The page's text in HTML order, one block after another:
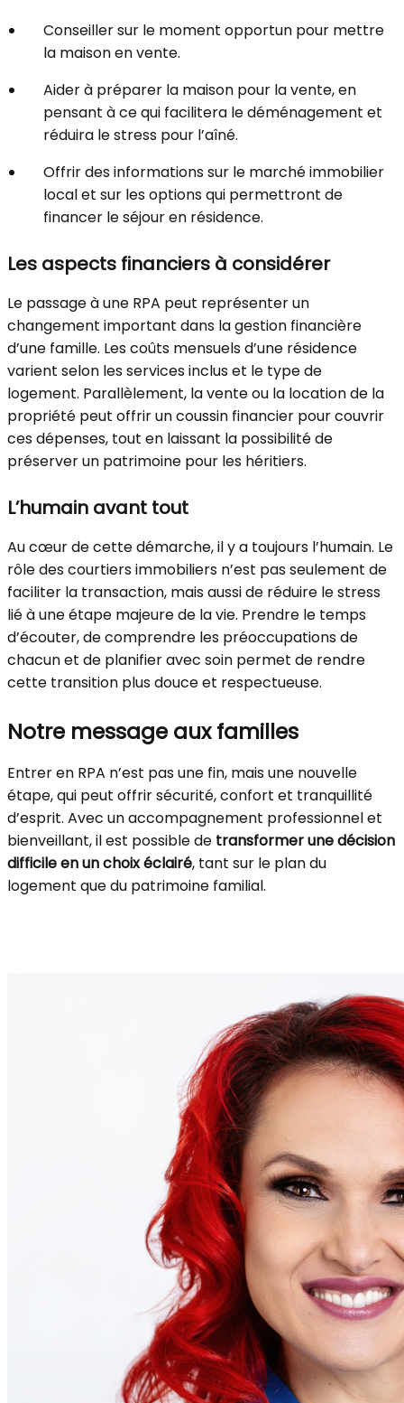
Conseiller sur le moment opportun pour mettre
la maison en vente.
Aider à préparer la maison pour la vente, en
pensant à ce qui facilitera le déménagement et
réduira le stress pour l’aîné.
Offrir des informations sur le marché immobilier
local et sur les options qui permettront de
financer le séjour en résidence.
Les aspects financiers à considérer
Le passage à une RPA peut représenter un
changement important dans la gestion financière
d’une famille. Les coûts mensuels d’une résidence
varient selon les services inclus et le type de
logement. Parallèlement, la vente ou la location de la
propriété peut offrir un coussin financier pour couvrir
ces dépenses, tout en laissant la possibilité de
préserver un patrimoine pour les héritiers.
L’humain avant tout
Au cœur de cette démarche, il y a toujours l’humain. Le
rôle des courtiers immobiliers n’est pas seulement de
faciliter la transaction, mais aussi de réduire le stress
lié à une étape majeure de la vie. Prendre le temps
d’écouter, de comprendre les préoccupations de
chacun et de planifier avec soin permet de rendre
cette transition plus douce et respectueuse.
Notre message aux familles
Entrer en RPA n’est pas une fin, mais une nouvelle
étape, qui peut offrir sécurité, confort et tranquillité
d’esprit. Avec un accompagnement professionnel et
bienveillant, il est possible de transformer une décision
difficile en un choix éclairé, tant sur le plan du
logement que du patrimoine familial.